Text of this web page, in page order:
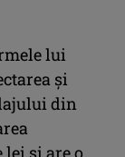
lui
și
din
și are o